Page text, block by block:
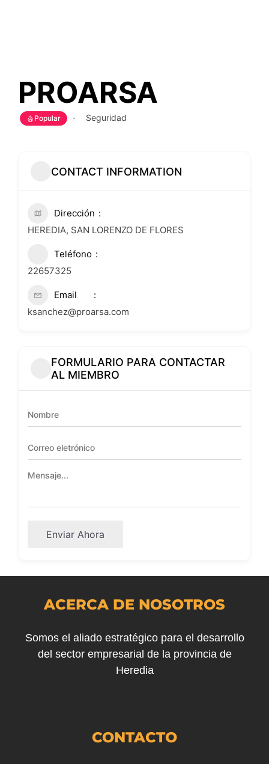
PROARSA
Popular Seguridad
CONTACT INFORMATION
Dirección
HEREDIA, SAN LORENZO DE FLORES
Teléfono
22657325
Email
ksanchez@proarsa.com
FORMULARIO PARA CONTACTAR
AL MIEMBRO
Enviar Ahora
ACERCA DE NOSOTROS
Somos el aliado estratégico para el desarrollo
del sector empresarial de la provincia de
Heredia
CONTACTO